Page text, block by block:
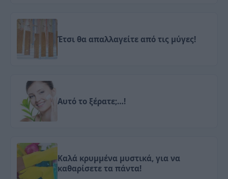
Έτσι θα απαλλαγείτε από τις μύγες!
Αυτό το ξέρατε;…!
Καλά κρυμμένα μυστικά, για να
καθαρίσετε τα πάντα!